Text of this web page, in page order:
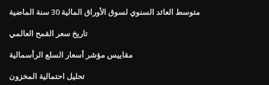
متوسط ​​العائد السنوي لسوق الأوراق المالية 30 سنة الماضية
تاريخ سعر القمح العالمي
مقاييس مؤشر أسعار السلع الرأسمالية
تحليل احتمالية المخزون